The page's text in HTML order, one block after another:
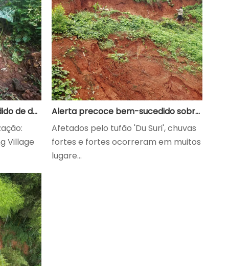
Alerta precoce bem-sucedido de deslizamento de terra de Shuiyinpan no condado de Puge, Sichuan
Village
Alerta precoce bem-sucedido sobre fluxo de lama e rocha e desastre geológico de deslizamento de terra no sudoeste da China
Afetados pelo tufão 'Du Suri', chuvas
fortes e fortes ocorreram em muitos
lugare...